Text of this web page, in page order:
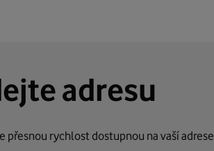
adresu
přesnou rychlost dostupnou na vaší adrese